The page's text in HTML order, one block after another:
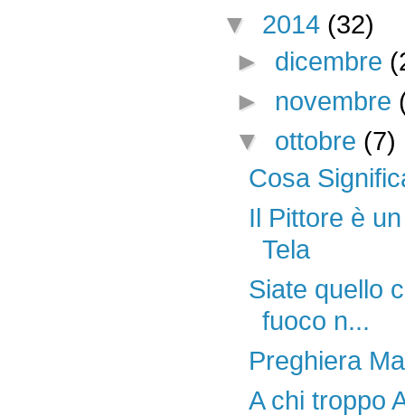
▼ 2014 (32)
► dicembre
► novembre
▼ ottobre (7)
Cosa
Il Pittore è
Tela
Siate quello
fuoco n...
Preghiera
A chi troppo